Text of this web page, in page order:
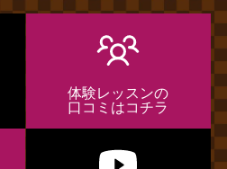
体験レッスンの
口コミはコチラ